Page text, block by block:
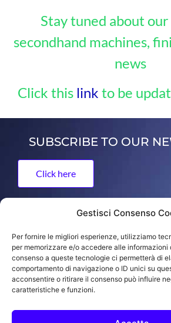
Gestisci Consenso
Per fornire le migliori esperienze, utilizziamo
per memorizzare e/o accedere alle informazioni
consenso a queste tecnologie ci permetterà di
comportamento di navigazione o ID unici su
acconsentire o ritirare il consenso può influire
caratteristiche e funzioni.
Stay tuned about
secondhand machines,
news
Click this link to be
SUBSCRIBE TO OUR
Click here
Via dell'Artigianato 13, 36050 Bolzano
Italy
tel +39 (0)444 350920 -